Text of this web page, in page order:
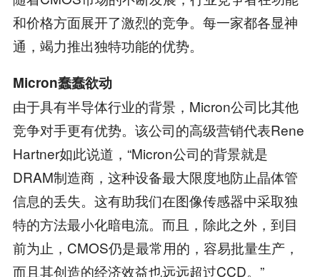
和价格方面展开了激烈的竞争。每一家都各显神
通，竭力推出独特功能的优势。
Micron蠢蠢欲动
由于具有半导体行业的背景，Micron公司比其他
竞争对手更有优势。该公司的高级营销代表Rene
Hartner如此说道，“Micron公司的背景就是
DRAM制造商，这种设备最大限度地防止晶体管
信息的丢失。这有助我们在图像传感器中采取独
特的方法最小化暗电流。而且，除此之外，到目
前为止，CMOS仍是最常用的，容易批量生产，
而且其创造的经济效益也远远超过CCD。”